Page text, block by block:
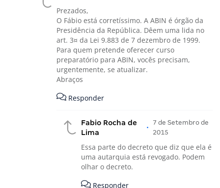
Prezados,
O Fábio está corretíssimo. A ABIN é órgão da
Presidência da República. Dêem uma lida no
art. 3¤ da Lei 9.883 de 7 dezembro de 1999.
Para quem pretende oferecer curso
preparatório para ABIN, vocês precisam,
urgentemente, se atualizar.
Abraços
Responder
Fabio Rocha de
Lima
•
7 de Setembro de
2015
Essa parte do decreto que diz que ela é
uma autarquia está revogado. Podem
olhar o decreto.
Responder